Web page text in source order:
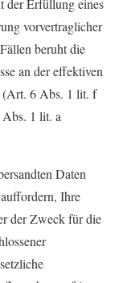
der Erfüllung eines
vorvertraglicher
beruht die
an der effektiven
(Art. 6 Abs. 1 lit. f
1 lit. a
Daten
Ihre
der Zweck für die